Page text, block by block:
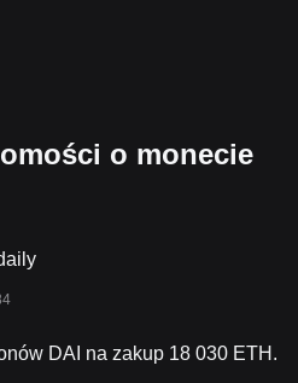
o monecie
DAI na zakup 18 030 ETH.